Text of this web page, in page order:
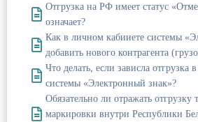
Отгрузка на РФ имеет статус
означает?
Как в личном кабинете системы
добавить нового контрагента
Что делать, если зависла отгрузка
системы «Электронный знак»?
Обязательно ли отражать отгрузку
маркировки внутри Республики